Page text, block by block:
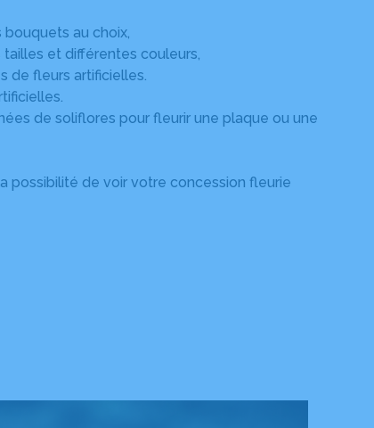
bouquets au choix,
et différentes couleurs,
de fleurs artificielles.
de soliflores pour fleurir une plaque ou une
possibilité de voir votre concession fleurie